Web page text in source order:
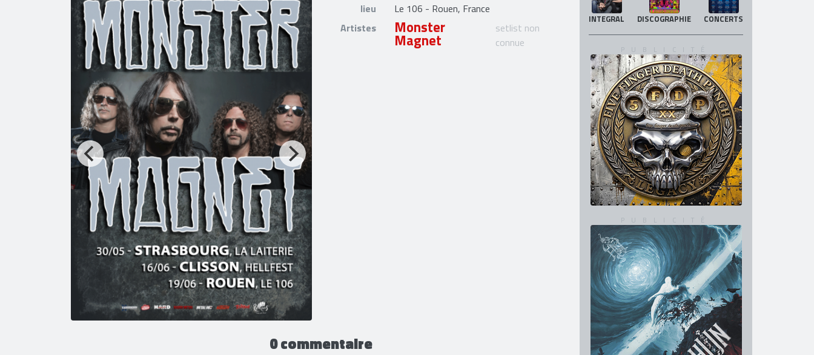
lieu
Le 106 - Rouen, France
Artistes
Monster
Magnet
setlist non
connue
0 commentaire
INTEGRAL DISCOGRAPHIE CONCERTS